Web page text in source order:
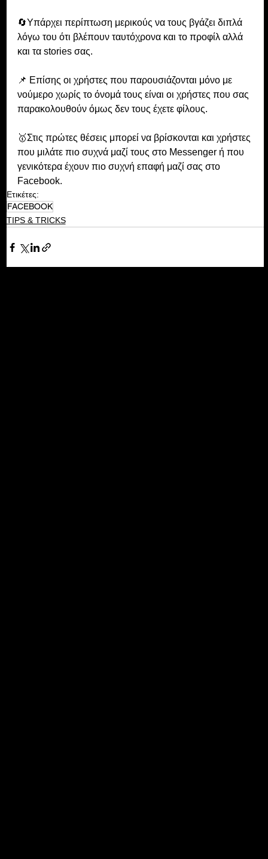
🔄Υπάρχει περίπτωση μερικούς να τους βγάζει διπλά
λόγω του ότι βλέπουν ταυτόχρονα και το προφίλ αλλά
και τα stories σας.
📌 Επίσης οι χρήστες που παρουσιάζονται μόνο με
νούμερο χωρίς το όνομά τους είναι οι χρήστες που σας
παρακολουθούν όμως δεν τους έχετε φίλους.
🥇Στις πρώτες θέσεις μπορεί να βρίσκονται και χρήστες
που μιλάτε πιο συχνά μαζί τους στο Messenger ή που
γενικότερα έχουν πιο συχνή επαφή μαζί σας στο
Facebook.
Ετικέτες:
FACEBOOK
TIPS & TRICKS